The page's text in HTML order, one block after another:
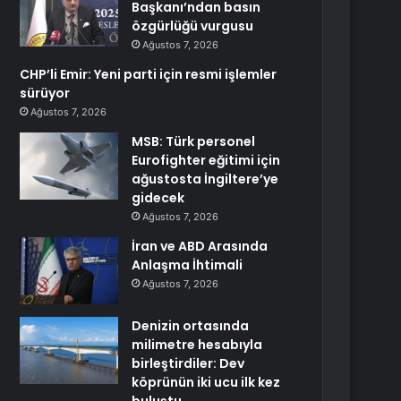
Başkanı’ndan basın
özgürlüğü vurgusu
Ağustos 7, 2026
CHP’li Emir: Yeni parti için resmi işlemler
sürüyor
Ağustos 7, 2026
MSB: Türk personel
Eurofighter eğitimi için
ağustosta İngiltere’ye
gidecek
Ağustos 7, 2026
İran ve ABD Arasında
Anlaşma İhtimali
Ağustos 7, 2026
Denizin ortasında
milimetre hesabıyla
birleştirdiler: Dev
köprünün iki ucu ilk kez